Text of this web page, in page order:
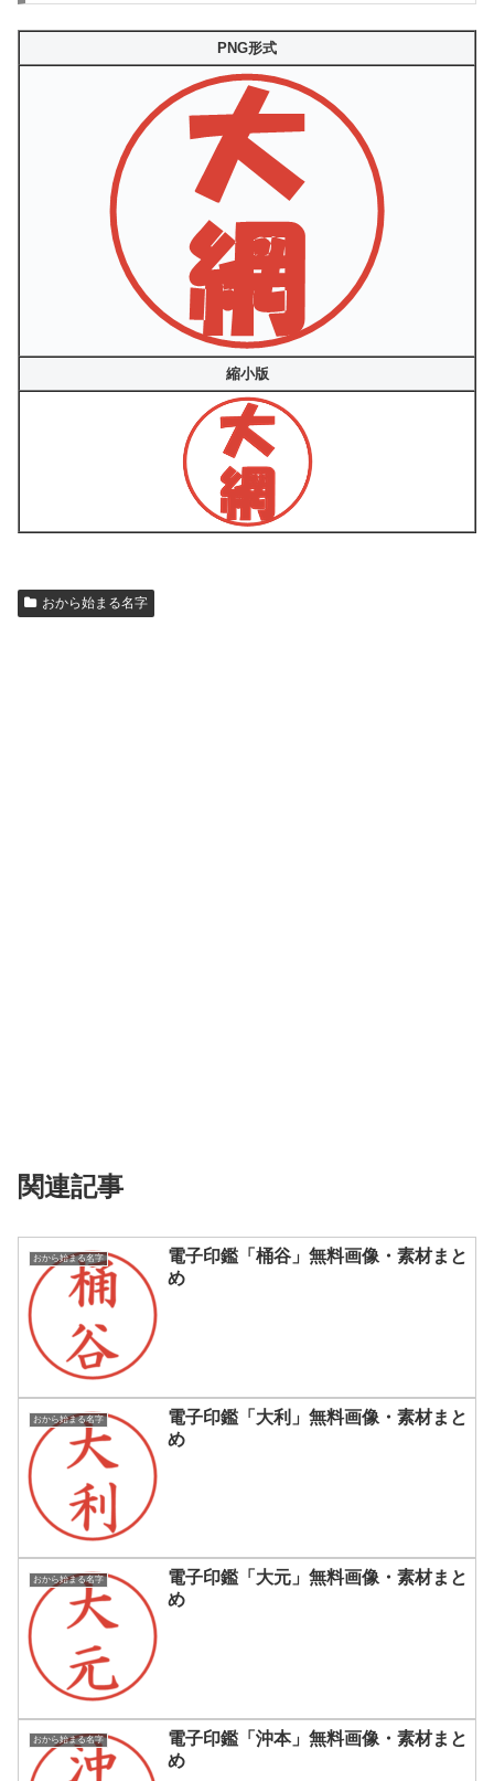
PNG形式
縮小版
おから始まる名字
関連記事
おから始まる名字
電子印鑑「桶谷」無料画像・素材まと
め
おから始まる名字
電子印鑑「大利」無料画像・素材まと
め
おから始まる名字
電子印鑑「大元」無料画像・素材まと
め
おから始まる名字
電子印鑑「沖本」無料画像・素材まと
め